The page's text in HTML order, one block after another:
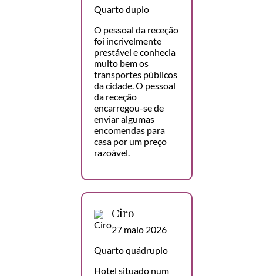
Quarto duplo
O pessoal da receção
foi incrivelmente
prestável e conhecia
muito bem os
transportes públicos
da cidade. O pessoal
da receção
encarregou-se de
enviar algumas
encomendas para
casa por um preço
razoável.
Ciro
27 maio 2026
Quarto quádruplo
Hotel situado num